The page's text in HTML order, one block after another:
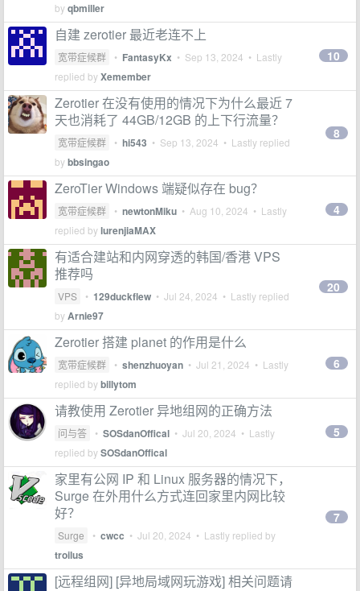
byqbmiller
自建 zerotier 最近老连不上
宽带症候群 • FantasyKx • Sep 13, 2024 • Lastly
replied byXemember
10
Zerotier 在没有使用的情况下为什么最近 7
天也消耗了 44GB/12GB 的上下行流量？
宽带症候群 • hi543 • Sep 13, 2024 • Lastly replied
bybbsingao
8
ZeroTier Windows 端疑似存在 bug？
宽带症候群 • newtonMiku • Aug 10, 2024 • Lastly
replied bylurenjiaMAX
4
有适合建站和内网穿透的韩国/香港 VPS
推荐吗
VPS • 129duckflew • Jul 24, 2024 • Lastly replied
byArnie97
20
Zerotier 搭建 planet 的作用是什么
宽带症候群 • shenzhuoyan • Jul 21, 2024 • Lastly
replied bybillytom
6
请教使用 Zerotier 异地组网的正确方法
问与答 • SOSdanOffical • Jul 20, 2024 • Lastly
replied bySOSdanOffical
5
家里有公网 IP 和 Linux 服务器的情况下，
Surge 在外用什么方式连回家里内网比较
好？
Surge • cwcc • Jul 20, 2024 • Lastly replied by
troilus
7
[远程组网] [异地局域网玩游戏] 相关问题请